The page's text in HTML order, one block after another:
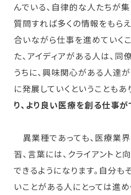
んでいる、自律的な人たちが集
質問すれば多くの情報をもら
合いながら仕事を進めていく
た、アイディアがある人は、同
うちに、興味関心がある人達
に発展していくということもあ
り、より良い医療を創る仕事が
異業種であっても、医療業
習、言葉には、クライアントと
できるようになります。自分も
いことがある人にとっては進